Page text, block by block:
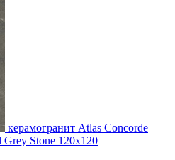
керамогранит Atlas Concorde
Stone 120x120